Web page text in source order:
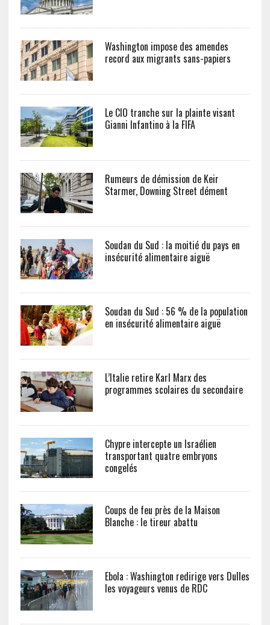
Washington impose des amendes
record aux migrants sans-papiers
Le CIO tranche sur la plainte visant
Gianni Infantino à la FIFA
Rumeurs de démission de Keir
Starmer, Downing Street dément
Soudan du Sud : la moitié du pays en
insécurité alimentaire aiguë
Soudan du Sud : 56 % de la population
en insécurité alimentaire aiguë
L’Italie retire Karl Marx des
programmes scolaires du secondaire
Chypre intercepte un Israélien
transportant quatre embryons
congelés
Coups de feu près de la Maison
Blanche : le tireur abattu
Ebola : Washington redirige vers Dulles
les voyageurs venus de RDC